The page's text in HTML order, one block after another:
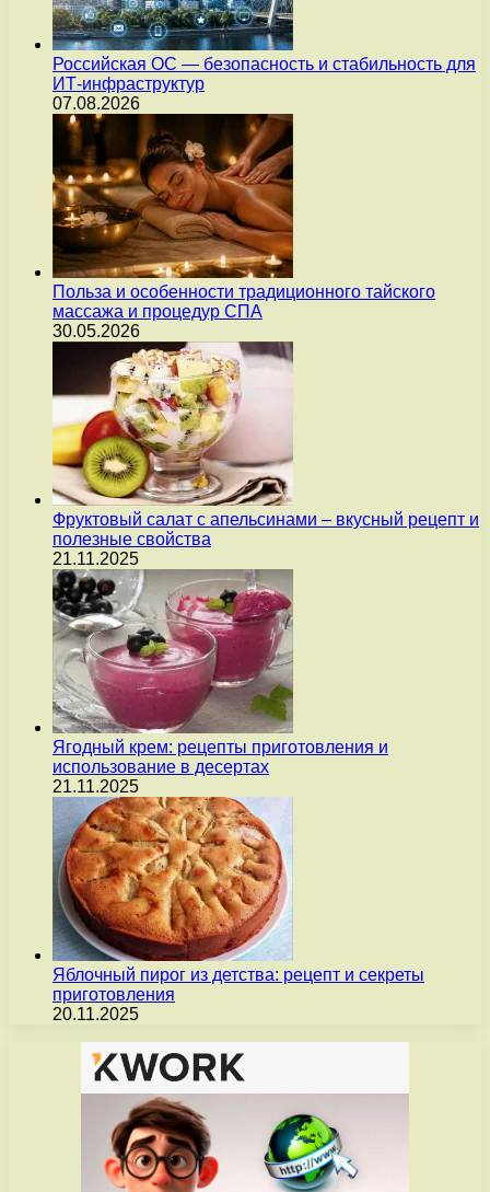
Российская ОС — безопасность и стабильность для
ИТ-инфраструктур
07.08.2026
Польза и особенности традиционного тайского
массажа и процедур СПА
30.05.2026
Фруктовый салат с апельсинами – вкусный рецепт и
полезные свойства
21.11.2025
Ягодный крем: рецепты приготовления и
использование в десертах
21.11.2025
Яблочный пирог из детства: рецепт и секреты
приготовления
20.11.2025